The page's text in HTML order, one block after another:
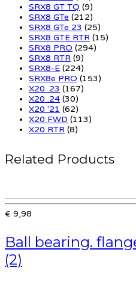
SRX8 GT TQ (9)
SRX8 GTe (212)
SRX8 GTe 23 (25)
SRX8 GTE RTR (15)
SRX8 PRO (294)
SRX8 RTR (9)
SRX8-E (224)
SRX8e PRO (153)
X20 .23 (167)
X20 .24 (30)
X20 '21 (62)
X20 FWD (113)
X20 RTR (8)
Related Products
€ 9,98
Ball bearing.
(2)